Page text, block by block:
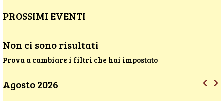
PROSSIMI EVENTI
Non ci sono risultati
Prova a cambiare i filtri che hai impostato
Agosto 2026